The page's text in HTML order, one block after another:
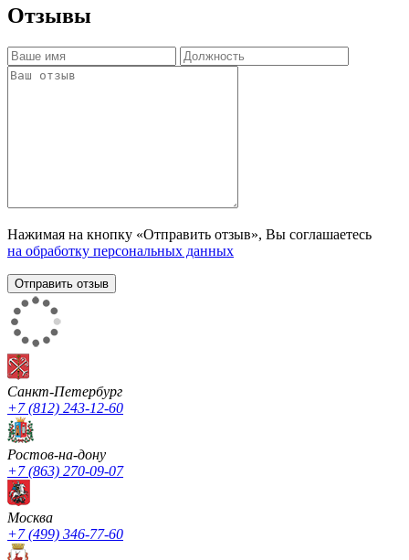
Отзывы
Нажимая на кнопку «Отправить отзыв», Вы соглашаетесь
на обработку персональных данных
Санкт-Петербург
+7 (812) 243-12-60
Ростов-на-дону
+7 (863) 270-09-07
Москва
+7 (499) 346-77-60